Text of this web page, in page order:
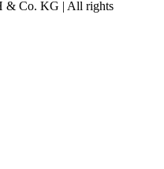
& Co. KG | All rights